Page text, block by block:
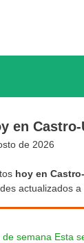
en
de 2026
hoy en
actualizados a
de semana Esta